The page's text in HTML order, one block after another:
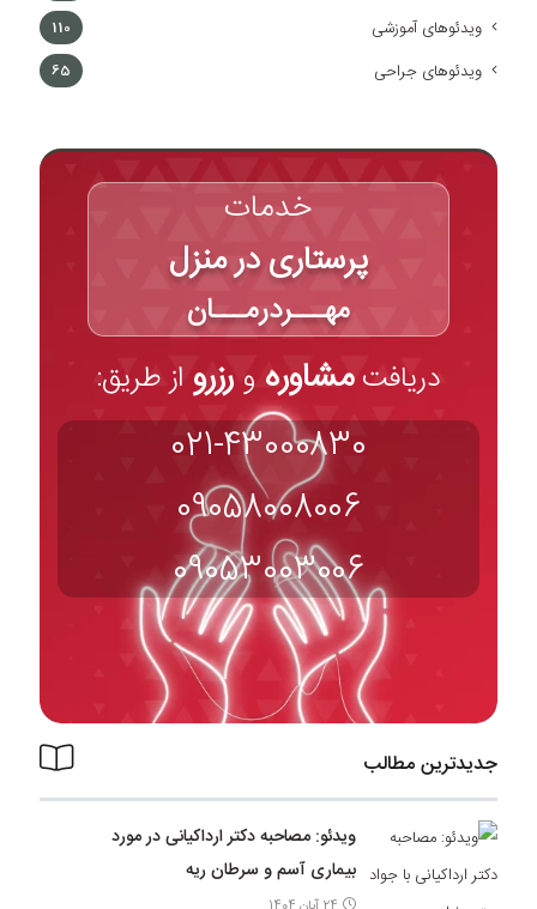
ویدئوهای آموزشی 110
ویدئوهای جراحی 65
خدمات
پرستاری در منزل
مهـــردرمـــان
دریافتمشاوره و رزرو از طریق:
021-43000830
09058008006
09053003006
جدیدترین مطالب
ویدئو: مصاحبه دکتر ارداکیانی در مورد
بیماری آسم و سرطان ریه